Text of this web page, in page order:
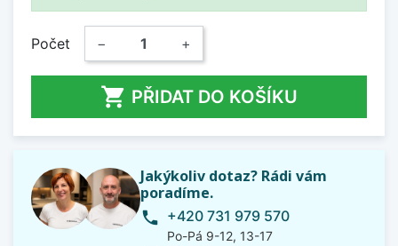
Počet − +
 PŘIDAT DO KOŠÍKU
Jakýkoliv dotaz? Rádi vám
poradíme.
phone +420 731 979 570
Po-Pá 9-12, 13-17